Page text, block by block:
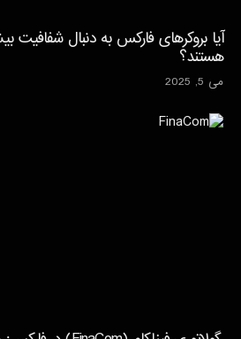
آیا بروکرهای فارکس به دنبال شفافیت
هستند؟
می 5, 2025